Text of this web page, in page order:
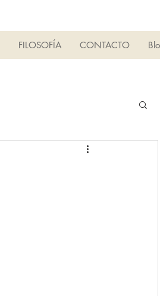
FILOSOFÍA CONTACTO